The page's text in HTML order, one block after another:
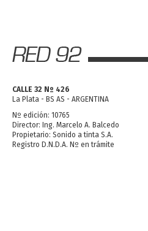
CALLE 32 Nº 426
La Plata - BS AS - ARGENTINA
Nº edición: 10765
Director: Ing. Marcelo A. Balcedo
Propietario: Sonido a tinta S.A.
Registro D.N.D.A. Nº en trámite